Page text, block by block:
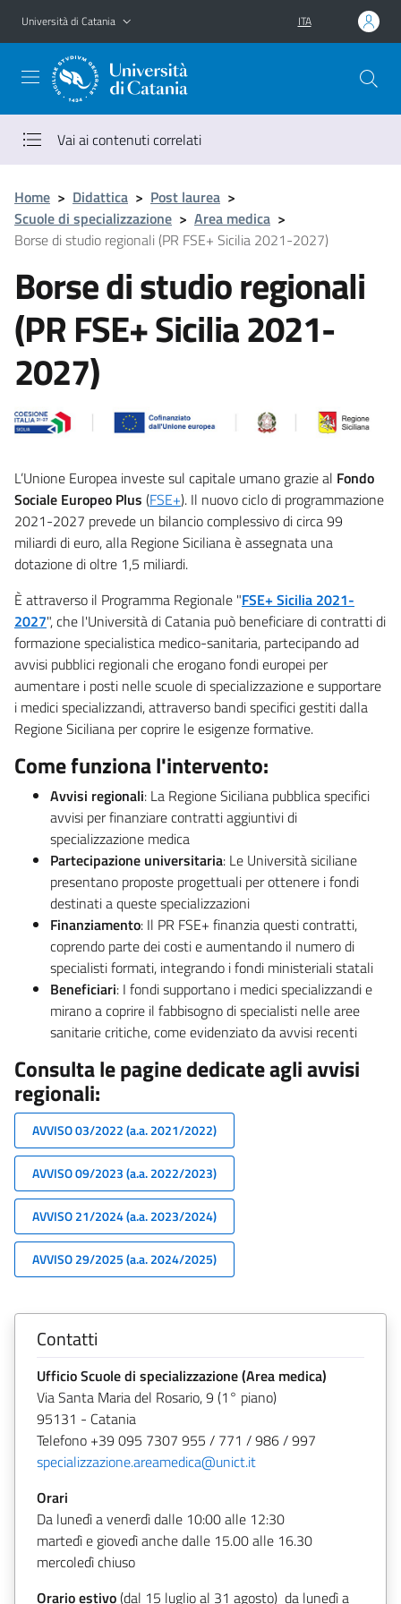
Vai al contenuto principale
Vai al menu di navigazione
Università di Catania ITA
Vai ai contenuti correlati
Home > Didattica > Post laurea >
Scuole di specializzazione > Area medica >
Borse di studio regionali (PR FSE+ Sicilia 2021-2027)
Borse di studio regionali
(PR FSE+ Sicilia 2021-
2027)
L’Unione Europea investe sul capitale umano grazie al Fondo
Sociale Europeo Plus (FSE+). Il nuovo ciclo di programmazione
2021-2027 prevede un bilancio complessivo di circa 99
miliardi di euro, alla Regione Siciliana è assegnata una
dotazione di oltre 1,5 miliardi.
È attraverso il Programma Regionale "FSE+ Sicilia 2021-
2027", che l'Università di Catania può beneficiare di contratti di
formazione specialistica medico-sanitaria, partecipando ad
avvisi pubblici regionali che erogano fondi europei per
aumentare i posti nelle scuole di specializzazione e supportare
i medici specializzandi, attraverso bandi specifici gestiti dalla
Regione Siciliana per coprire le esigenze formative.
Come funziona l'intervento:
Avvisi regionali: La Regione Siciliana pubblica specifici
avvisi per finanziare contratti aggiuntivi di
specializzazione medica
Partecipazione universitaria: Le Università siciliane
presentano proposte progettuali per ottenere i fondi
destinati a queste specializzazioni
Finanziamento: Il PR FSE+ finanzia questi contratti,
coprendo parte dei costi e aumentando il numero di
specialisti formati, integrando i fondi ministeriali statali
Beneficiari: I fondi supportano i medici specializzandi e
mirano a coprire il fabbisogno di specialisti nelle aree
sanitarie critiche, come evidenziato da avvisi recenti
Consulta le pagine dedicate agli avvisi
regionali:
AVVISO 03/2022 (a.a. 2021/2022)
AVVISO 09/2023 (a.a. 2022/2023)
AVVISO 21/2024 (a.a. 2023/2024)
AVVISO 29/2025 (a.a. 2024/2025)
Contatti
Ufficio Scuole di specializzazione (Area medica)
Via Santa Maria del Rosario, 9 (1° piano)
95131 - Catania
Telefono +39 095 7307 955 / 771 / 986 / 997
specializzazione.areamedica@unict.it
Orari
Da lunedì a venerdì dalle 10:00 alle 12:30
martedì e giovedì anche dalle 15.00 alle 16.30
mercoledì chiuso
Orario estivo(dal 15 luglio al 31 agosto) da lunedì a